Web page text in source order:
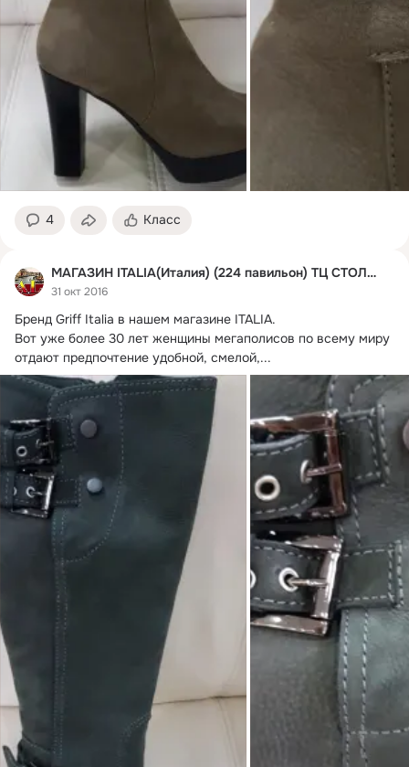
4 Класс
МАГАЗИН ITALIA(Италия) (224 павильон) ТЦ СТОЛИЦА
31 окт 2016
Бренд Griff Italia в нашем магазине ITALIA.
Вот уже более 30 лет женщины мегаполисов по всему миру
отдают предпочтение удобной, смелой,...